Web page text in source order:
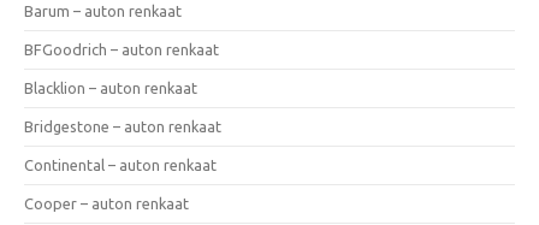
Barum – auton renkaat
BFGoodrich – auton renkaat
Blacklion – auton renkaat
Bridgestone – auton renkaat
Continental – auton renkaat
Cooper – auton renkaat